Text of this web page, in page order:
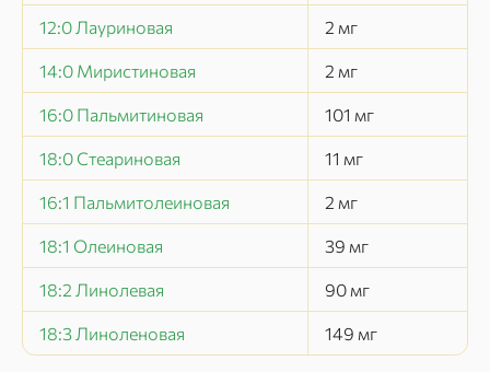
12:0 Лауриновая 2 мг
14:0 Миристиновая 2 мг
16:0 Пальмитиновая 101 мг
18:0 Стеариновая 11 мг
16:1 Пальмитолеиновая 2 мг
18:1 Олеиновая 39 мг
18:2 Линолевая 90 мг
18:3 Линоленовая 149 мг